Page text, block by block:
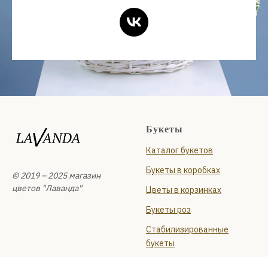
© 2019 – 2025 магазин
цветов "Лаванда"
Букеты
Каталог букетов
Букеты в коробках
Цветы в корзинках
Букеты роз
Стабилизированные
букеты